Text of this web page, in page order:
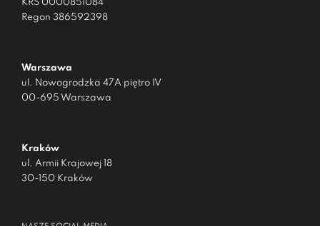
KRS 0000851084
Regon 386592398
Warszawa
ul. Nowogrodzka 47A piętro IV
00-695 Warszawa
Kraków
ul. Armii Krajowej 18
30-150 Kraków